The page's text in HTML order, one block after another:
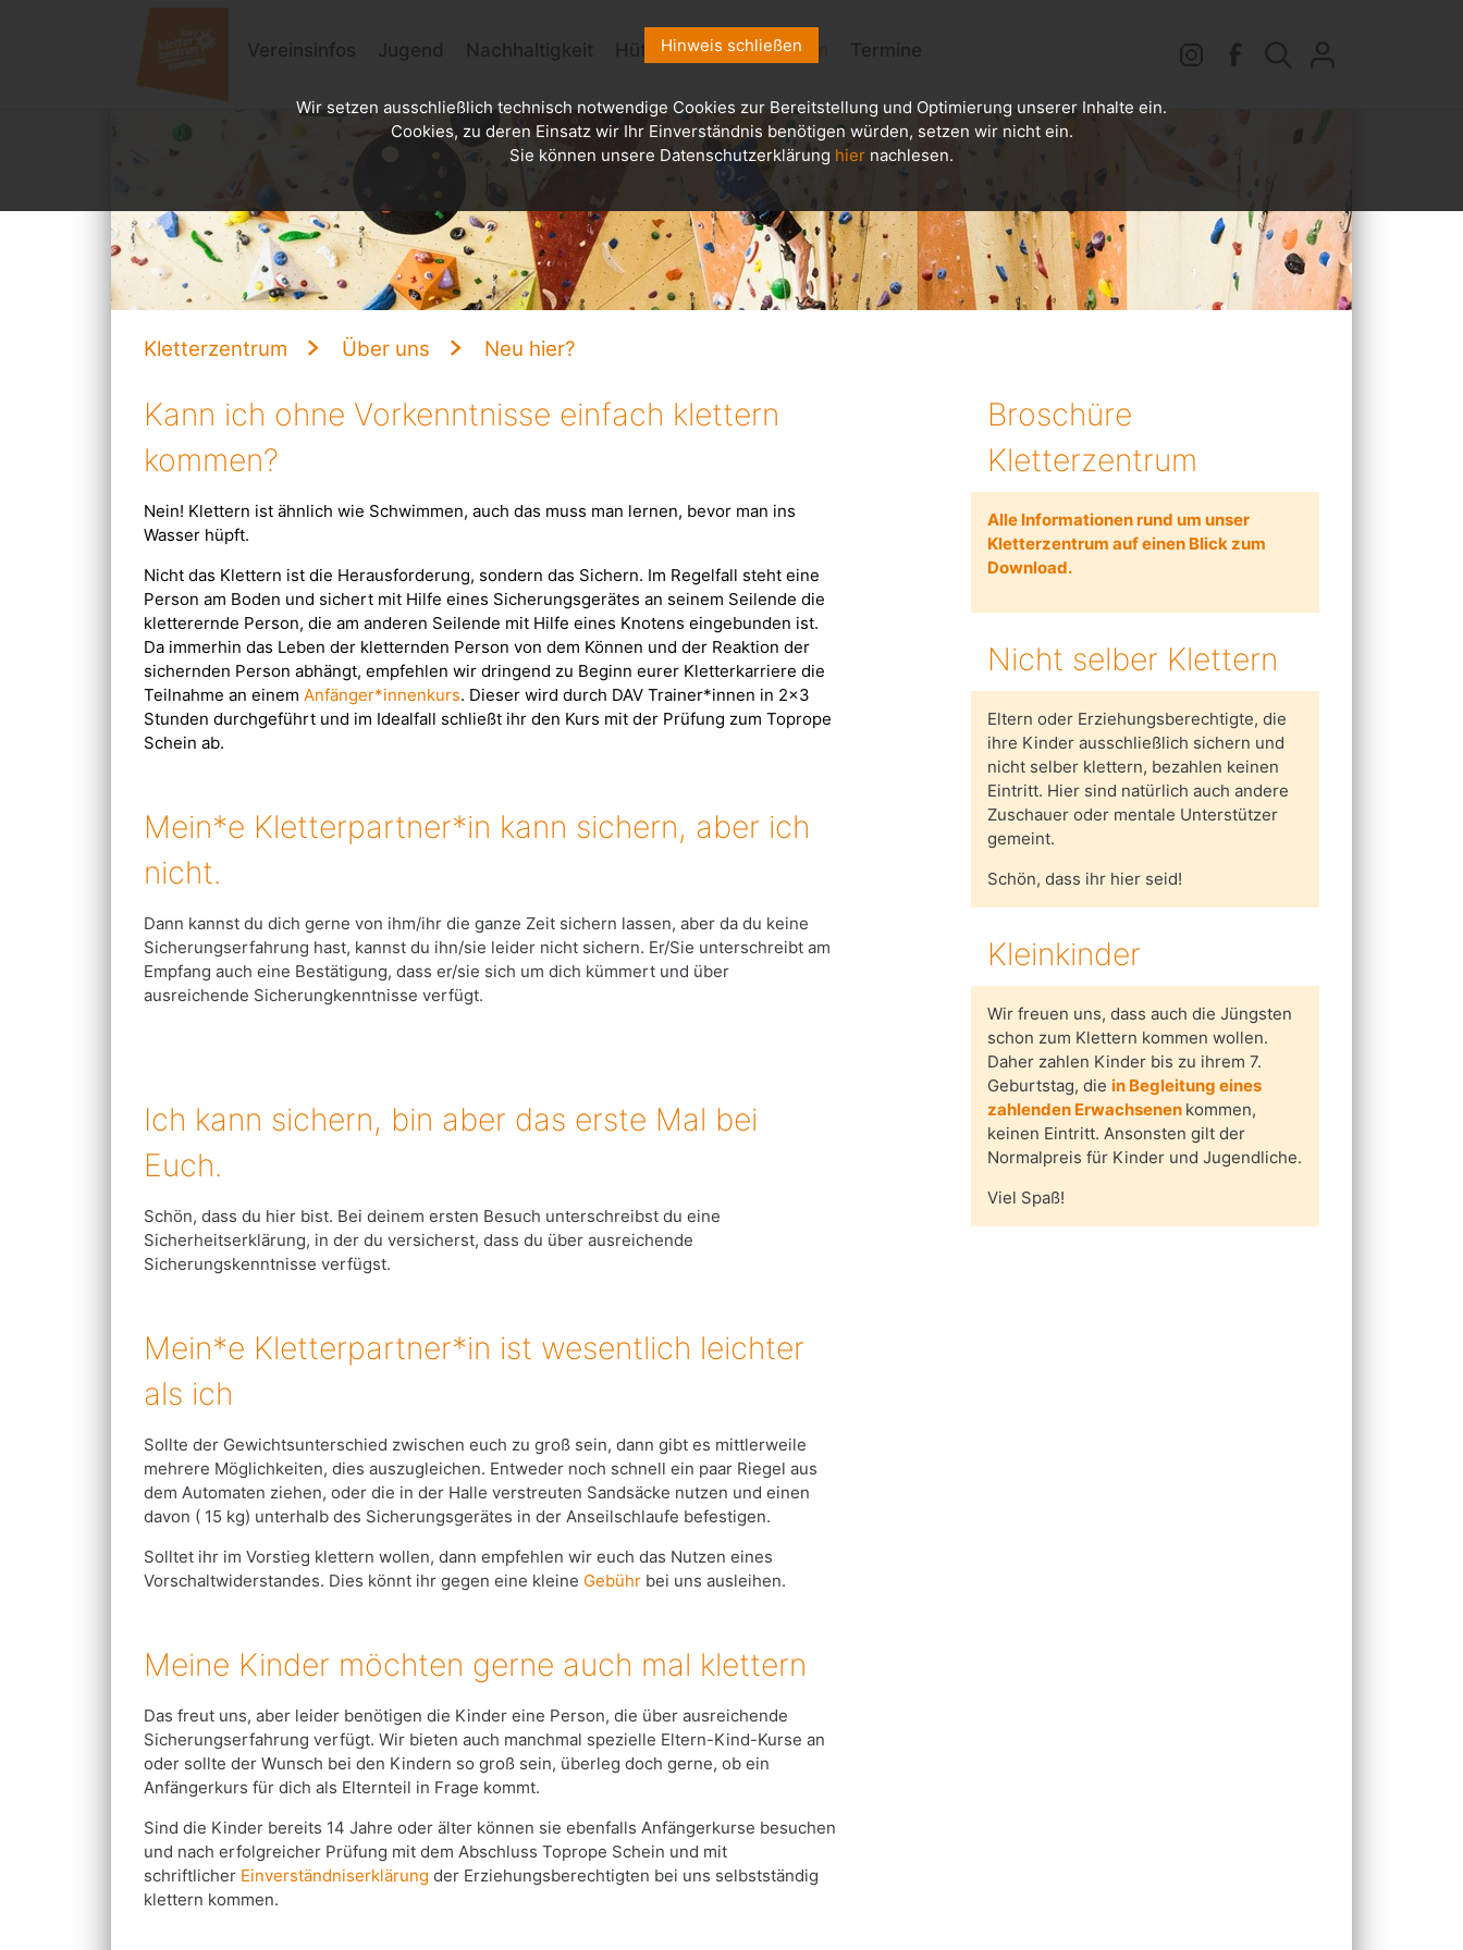
Vereinsinfos Jugend Nachhaltigkeit Hütten Kletterzentrum Termine
Kletterzentrum Über uns Neu hier?
Kann ich ohne Vorkenntnisse einfach klettern
kommen?
Nein! Klettern ist ähnlich wie Schwimmen, auch das muss man lernen, bevor man ins
Wasser hüpft.
Nicht das Klettern ist die Herausforderung, sondern das Sichern. Im Regelfall steht eine
Person am Boden und sichert mit Hilfe eines Sicherungsgerätes an seinem Seilende die
kletterernde Person, die am anderen Seilende mit Hilfe eines Knotens eingebunden ist.
Da immerhin das Leben der kletternden Person von dem Können und der Reaktion der
sichernden Person abhängt, empfehlen wir dringend zu Beginn eurer Kletterkarriere die
Teilnahme an einem Anfänger*innenkurs. Dieser wird durch DAV Trainer*innen in 2x3
Stunden durchgeführt und im Idealfall schließt ihr den Kurs mit der Prüfung zum Toprope
Schein ab.
Mein*e Kletterpartner*in kann sichern, aber ich
nicht.
Dann kannst du dich gerne von ihm/ihr die ganze Zeit sichern lassen, aber da du keine
Sicherungserfahrung hast, kannst du ihn/sie leider nicht sichern. Er/Sie unterschreibt am
Empfang auch eine Bestätigung, dass er/sie sich um dich kümmert und über
ausreichende Sicherungkenntnisse verfügt.
Ich kann sichern, bin aber das erste Mal bei
Euch.
Schön, dass du hier bist. Bei deinem ersten Besuch unterschreibst du eine
Sicherheitserklärung, in der du versicherst, dass du über ausreichende
Sicherungskenntnisse verfügst.
Mein*e Kletterpartner*in ist wesentlich leichter
als ich
Sollte der Gewichtsunterschied zwischen euch zu groß sein, dann gibt es mittlerweile
mehrere Möglichkeiten, dies auszugleichen. Entweder noch schnell ein paar Riegel aus
dem Automaten ziehen, oder die in der Halle verstreuten Sandsäcke nutzen und einen
davon ( 15 kg) unterhalb des Sicherungsgerätes in der Anseilschlaufe befestigen.
Solltet ihr im Vorstieg klettern wollen, dann empfehlen wir euch das Nutzen eines
Vorschaltwiderstandes. Dies könnt ihr gegen eine kleine Gebühr bei uns ausleihen.
Meine Kinder möchten gerne auch mal klettern
Das freut uns, aber leider benötigen die Kinder eine Person, die über ausreichende
Sicherungserfahrung verfügt. Wir bieten auch manchmal spezielle Eltern-Kind-Kurse an
oder sollte der Wunsch bei den Kindern so groß sein, überleg doch gerne, ob ein
Anfängerkurs für dich als Elternteil in Frage kommt.
Sind die Kinder bereits 14 Jahre oder älter können sie ebenfalls Anfängerkurse besuchen
und nach erfolgreicher Prüfung mit dem Abschluss Toprope Schein und mit
schriftlicher Einverständniserklärung der Erziehungsberechtigten bei uns selbstständig
klettern kommen.
Broschüre
Kletterzentrum
Alle Informationen rund um unser
Kletterzentrum auf einen Blick zum
Download.
Nicht selber Klettern
Eltern oder Erziehungsberechtigte, die
ihre Kinder ausschließlich sichern und
nicht selber klettern, bezahlen keinen
Eintritt. Hier sind natürlich auch andere
Zuschauer oder mentale Unterstützer
gemeint.
Schön, dass ihr hier seid!
Kleinkinder
Wir freuen uns, dass auch die Jüngsten
schon zum Klettern kommen wollen.
Daher zahlen Kinder bis zu ihrem 7.
Geburtstag, die in Begleitung eines
zahlenden Erwachsenen kommen,
keinen Eintritt. Ansonsten gilt der
Normalpreis für Kinder und Jugendliche.
Viel Spaß!
Hinweis schließen
Wir setzen ausschließlich technisch notwendige Cookies zur Bereitstellung und Optimierung unserer Inhalte ein.
Cookies, zu deren Einsatz wir Ihr Einverständnis benötigen würden, setzen wir nicht ein.
Sie können unsere Datenschutzerklärung hier nachlesen.